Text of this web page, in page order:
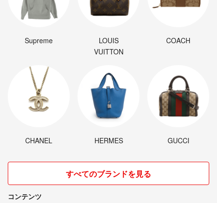
Supreme
LOUIS
VUITTON
COACH
CHANEL HERMES GUCCI
すべてのブランドを見る
コンテンツ